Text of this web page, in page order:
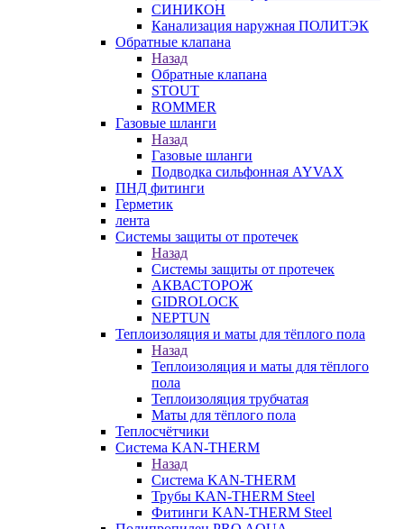
СИНИКОН
Канализация наружная ПОЛИТЭК
Обратные клапана
Назад
Обратные клапана
STOUT
ROMMER
Газовые шланги
Назад
Газовые шланги
Подводка сильфонная AYVAX
ПНД фитинги
Герметик
лента
Системы защиты от протечек
Назад
Системы защиты от протечек
АКВАСТОРОЖ
GIDROLOCK
NEPTUN
Теплоизоляция и маты для тёплого пола
Назад
Теплоизоляция и маты для тёплого
пола
Теплоизоляция трубчатая
Маты для тёплого пола
Теплосчётчики
Система KAN-THERM
Назад
Система KAN-THERM
Трубы KAN-THERM Steel
Фитинги KAN-THERM Steel